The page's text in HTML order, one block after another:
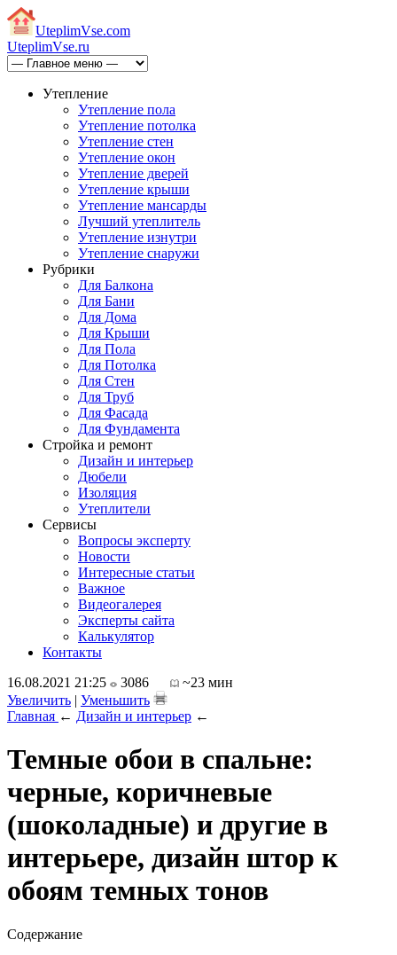
UteplimVse.com
UteplimVse.ru
Утепление
Утепление пола
Утепление потолка
Утепление стен
Утепление окон
Утепление дверей
Утепление крыши
Утепление мансарды
Лучший утеплитель
Утепление изнутри
Утепление снаружи
Рубрики
Для Балкона
Для Бани
Для Дома
Для Крыши
Для Пола
Для Потолка
Для Стен
Для Труб
Для Фасада
Для Фундамента
Стройка и ремонт
Дизайн и интерьер
Дюбели
Изоляция
Утеплители
Сервисы
Вопросы эксперту
Новости
Интересные статьи
Важное
Видеогалерея
Эксперты сайта
Калькулятор
Контакты
16.08.2021 21:25
3086
~23 мин
Увеличить | Уменьшить
Главная ← Дизайн и интерьер ←
Темные обои в спальне:
черные, коричневые
(шоколадные) и другие в
интерьере, дизайн штор к
обоям темных тонов
Содержание